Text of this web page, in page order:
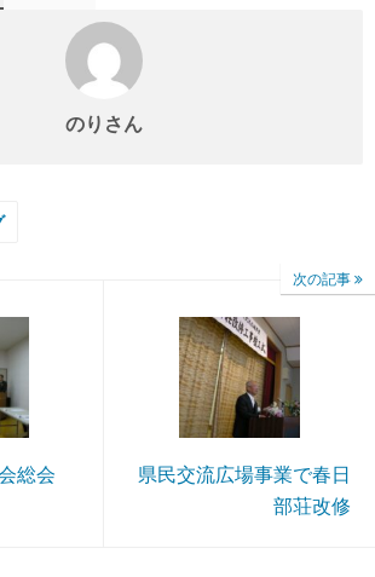
のりさん
総会
次の記事
県民交流広場事業で春日
部荘改修